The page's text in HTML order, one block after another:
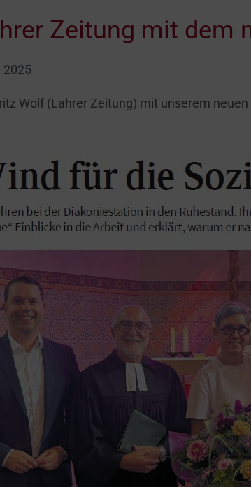
Zeitung mit dem
2025
Wolf (Lahrer Zeitung) mit unserem